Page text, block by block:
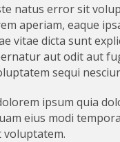
natus error sit
aperiam, eaque
vitae dicta sunt
aut odit aut
sequi
ipsum quia
eius modi
voluptatem.